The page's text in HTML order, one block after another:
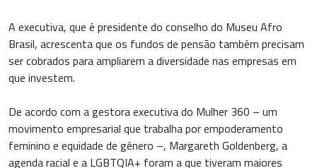
A executiva, que é presidente do conselho do Museu Afro
Brasil, acrescenta que os fundos de pensão também precisam
ser cobrados para ampliarem a diversidade nas empresas em
que investem.
De acordo com a gestora executiva do Mulher 360 – um
movimento empresarial que trabalha por empoderamento
feminino e equidade de gênero –, Margareth Goldenberg, a
agenda racial e a LGBTQIA+ foram a que tiveram maiores